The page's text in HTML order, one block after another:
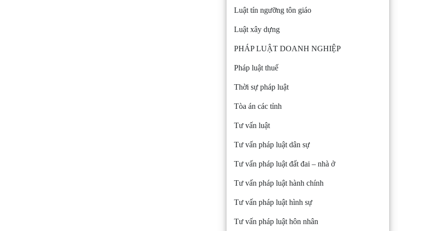
Luật tín ngưỡng tôn giáo
Luật xây dựng
PHÁP LUẬT DOANH NGHIỆP
Pháp luật thuế
Thời sự pháp luật
Tòa án các tỉnh
Tư vấn luật
Tư vấn pháp luật dân sự
Tư vấn pháp luật đất đai – nhà ở
Tư vấn pháp luật hành chính
Tư vấn pháp luật hình sự
Tư vấn pháp luật hôn nhân